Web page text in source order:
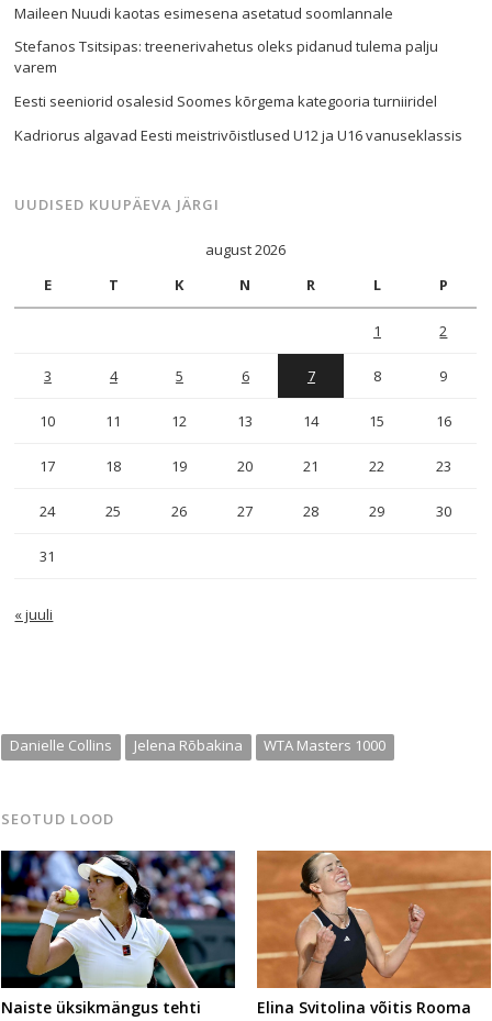
Maileen Nuudi kaotas esimesena asetatud soomlannale
Stefanos Tsitsipas: treenerivahetus oleks pidanud tulema palju
varem
Eesti seeniorid osalesid Soomes kõrgema kategooria turniiridel
Kadriorus algavad Eesti meistrivõistlused U12 ja U16 vanuseklassis
UUDISED KUUPÄEVA JÄRGI
august 2026
E
T K N R L P
1 2
3 4 5 6 7 8 9
10 11 12 13 14 15 16
17 18 19 20 21 22 23
24 25 26 27 28 29 30
31
« juuli
Danielle Collins Jelena Rõbakina WTA Masters 1000
SEOTUD LOOD
Naiste üksikmängus tehti
Elina Svitolina võitis Rooma